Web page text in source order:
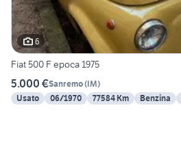
6
Fiat 500 F epoca 1975
5.000 €Sanremo(IM)
Usato
06/1970 77584 Km Benzina